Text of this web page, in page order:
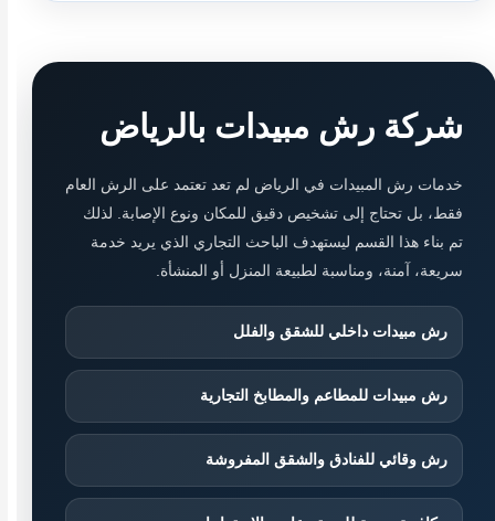
شركة رش مبيدات بالرياض
خدمات رش المبيدات في الرياض لم تعد تعتمد على الرش العام
فقط، بل تحتاج إلى تشخيص دقيق للمكان ونوع الإصابة. لذلك
تم بناء هذا القسم ليستهدف الباحث التجاري الذي يريد خدمة
سريعة، آمنة، ومناسبة لطبيعة المنزل أو المنشأة.
رش مبيدات داخلي للشقق والفلل
رش مبيدات للمطاعم والمطابخ التجارية
رش وقائي للفنادق والشقق المفروشة